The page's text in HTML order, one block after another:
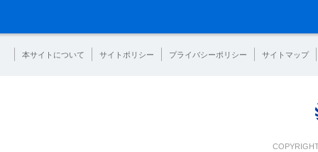
本サイトについて サイトポリシー プライバシーポリシー サイトマップ